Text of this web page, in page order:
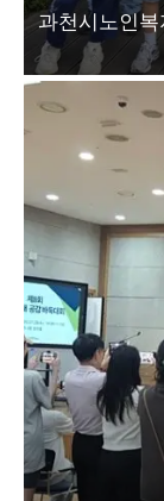
과천시노인복